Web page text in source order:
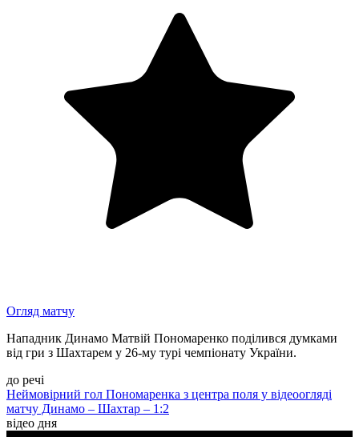
Огляд матчу
Нападник Динамо Матвій Пономаренко поділився думками
від гри з Шахтарем у 26-му турі чемпіонату України.
до речі
Неймовірний гол Пономаренка з центра поля у відеоогляді
матчу Динамо – Шахтар – 1:2
відео дня